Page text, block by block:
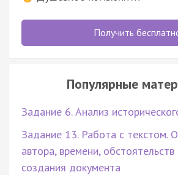
Получить
Популярные
Задание 6. Анализ
Задание 13. Работа с текстом.
автора, времени,
создания документа